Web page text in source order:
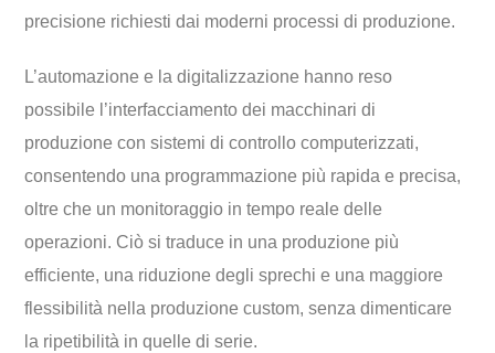
precisione richiesti dai moderni processi di produzione.
L’automazione e la digitalizzazione hanno reso
possibile l’interfacciamento dei macchinari di
produzione con sistemi di controllo computerizzati,
consentendo una programmazione più rapida e precisa,
oltre che un monitoraggio in tempo reale delle
operazioni. Ciò si traduce in una produzione più
efficiente, una riduzione degli sprechi e una maggiore
flessibilità nella produzione custom, senza dimenticare
la ripetibilità in quelle di serie.